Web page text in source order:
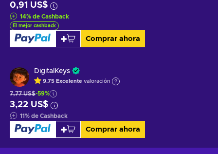
0,91 US$
14% de Cashback
El mejor cashback
Comprar ahora
DigitalKeys
9.75 Excelente valoración
7,77 US$-59%
3,22 US$
11% de Cashback
Comprar ahora